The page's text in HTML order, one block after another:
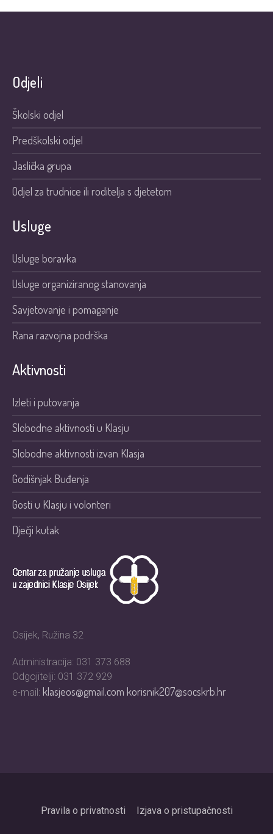
Odjeli
Školski odjel
Predškolski odjel
Jaslička grupa
Odjel za trudnice ili roditelja s djetetom
Usluge
Usluge boravka
Usluge organiziranog stanovanja
Savjetovanje i pomaganje
Rana razvojna podrška
Aktivnosti
Izleti i putovanja
Slobodne aktivnosti u Klasju
Slobodne aktivnosti izvan Klasja
Godišnjak Buđenja
Gosti u Klasju i volonteri
Dječji kutak
Osijek, Ružina 32
Administracija: 031 373 688
Odgojitelji: 031 372 929
e-mail: klasjeos@gmail.comkorisnik207@socskrb.hr
Pravila o privatnosti Izjava o pristupačnosti